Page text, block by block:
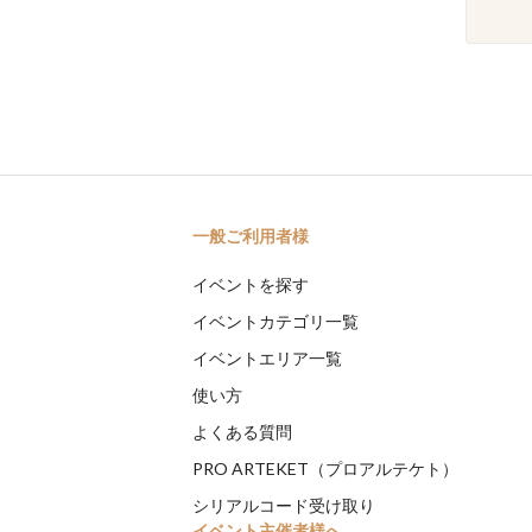
一般ご利用者様
イベントを探す
イベントカテゴリ一覧
イベントエリア一覧
使い方
よくある質問
PRO ARTEKET（プロアルテケト）
シリアルコード受け取り